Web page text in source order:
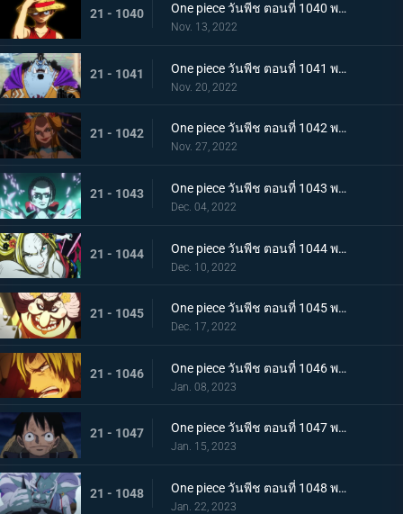
21 - 1040 One piece วันพีช ตอนที่ 1040 พากย์ไทย ความภาคภูมิใจของนายท้าย จินเบเดือดจัด!
Nov. 13, 2022
21 - 1041 One piece วันพีช ตอนที่ 1041 พากย์ไทย ยอดศึกตัดสินสัตว์ประหลาด! ยามาโตะกับแฟรงกี้
Nov. 20, 2022
21 - 1042 One piece วันพีช ตอนที่ 1042 พากย์ไทย กับดักของผู้ล่า การยั่วยวนของแบล็คมาเรีย
Nov. 27, 2022
21 - 1043 One piece วันพีช ตอนที่ 1043 พากย์ไทย สะบั้นฝันร้าย บรู๊คดึงดาบน้ำแข็งออกจากฝัก
Dec. 04, 2022
21 - 1044 One piece วันพีช ตอนที่ 1044 พากย์ไทย คลัตช์ โรบินสวมอวตารปีศาจ
Dec. 10, 2022
21 - 1045 One piece วันพีช ตอนที่ 1045 พากย์ไทย คำสาป ภัยร้ายคืบคลานหาคิดกับโซโล
Dec. 17, 2022
21 - 1046 One piece วันพีช ตอนที่ 1046 พากย์ไทย เดิมพันใหญ่จะหัวหรือก้อย ปีกคู่ออกโรง
Jan. 08, 2023
21 - 1047 One piece วันพีช ตอนที่ 1047 พากย์ไทย จงปีนขึ้นไปสู้รุ่งอรุณ! มังกรสีชมพูอาละวาด
Jan. 15, 2023
21 - 1048 One piece วันพีช ตอนที่ 1048 พากย์ไทย ไปสู่อนาคต! คำสาบานของยามาโตะกับสุดยอดนักดาบ
Jan. 22, 2023